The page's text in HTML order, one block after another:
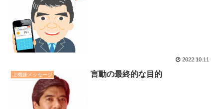
2022.10.11
上機嫌メッセージ 言動の最終的な目的